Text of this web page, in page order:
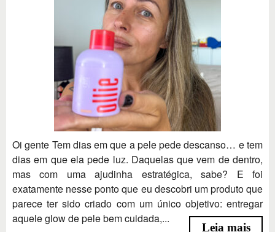
Oi gente Tem dias em que a pele pede descanso… e tem
dias em que ela pede luz. Daquelas que vem de dentro,
mas com uma ajudinha estratégica, sabe? E foi
exatamente nesse ponto que eu descobri um produto que
parece ter sido criado com um único objetivo: entregar
aquele glow de pele bem cuidada,...
Leia mais